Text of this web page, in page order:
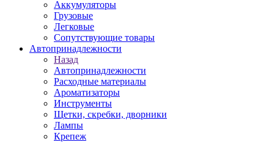
Аккумуляторы
Грузовые
Легковые
Сопутствующие товары
Автопринадлежности
Назад
Автопринадлежности
Расходные материалы
Ароматизаторы
Инструменты
Щетки, скребки, дворники
Лампы
Крепеж